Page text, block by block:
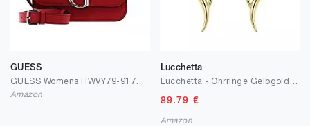
GUESS
Amazon
Lucchetta
89.79 €
Amazon